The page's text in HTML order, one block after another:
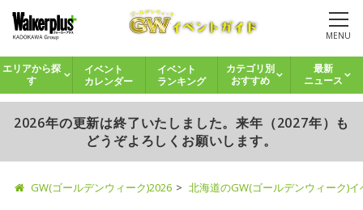
MENU
エリアから探
す
イベント
カレンダー
イベント
ランキング
カテゴリ別
おすすめ
最新
ニュース
2026年の更新は終了いたしました。来年（2027年）も
どうぞよろしくお願いします。
GW(ゴールデンウィーク)2026 北海道のGW(ゴールデンウィーク)